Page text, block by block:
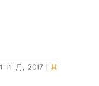
1 11 月, 2017
其